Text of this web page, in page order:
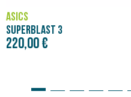
ASICS
SUPERBLAST 3
220,00 €